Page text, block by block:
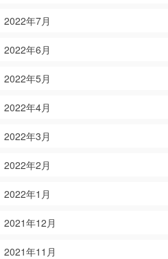
2022年7月
2022年6月
2022年5月
2022年4月
2022年3月
2022年2月
2022年1月
2021年12月
2021年11月